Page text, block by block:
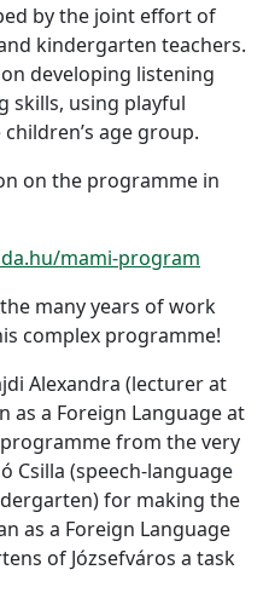
by the joint effort of
kindergarten teachers.
developing listening
skills, using playful
age group.
on the programme in
mami-program
many years of work
complex programme!
Alexandra (lecturer at
a Foreign Language at
from the very
Csilla (speech-language
for making the
as a Foreign Language
of Józsefváros a task